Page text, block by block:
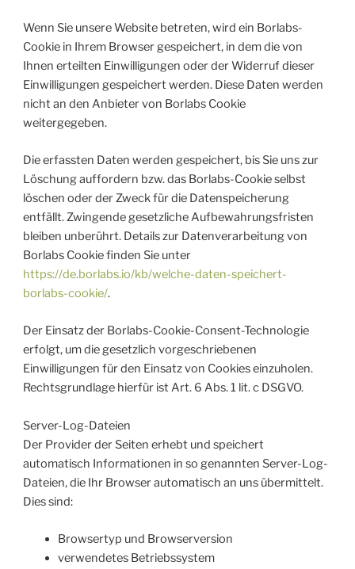
Wenn Sie unsere Website betreten, wird ein Borlabs-
Cookie in Ihrem Browser gespeichert, in dem die von
Ihnen erteilten Einwilligungen oder der Widerruf dieser
Einwilligungen gespeichert werden. Diese Daten werden
nicht an den Anbieter von Borlabs Cookie
weitergegeben.
Die erfassten Daten werden gespeichert, bis Sie uns zur
Löschung auffordern bzw. das Borlabs-Cookie selbst
löschen oder der Zweck für die Datenspeicherung
entfällt. Zwingende gesetzliche Aufbewahrungsfristen
bleiben unberührt. Details zur Datenverarbeitung von
Borlabs Cookie finden Sie unter
https://de.borlabs.io/kb/welche-daten-speichert-
borlabs-cookie/.
Der Einsatz der Borlabs-Cookie-Consent-Technologie
erfolgt, um die gesetzlich vorgeschriebenen
Einwilligungen für den Einsatz von Cookies einzuholen.
Rechtsgrundlage hierfür ist Art. 6 Abs. 1 lit. c DSGVO.
Server-Log-Dateien
Der Provider der Seiten erhebt und speichert
automatisch Informationen in so genannten Server-Log-
Dateien, die Ihr Browser automatisch an uns übermittelt.
Dies sind:
Browsertyp und Browserversion
verwendetes Betriebssystem